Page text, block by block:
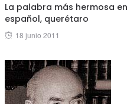
La palabra más hermosa en
español, querétaro
Posted
18 junio 2011